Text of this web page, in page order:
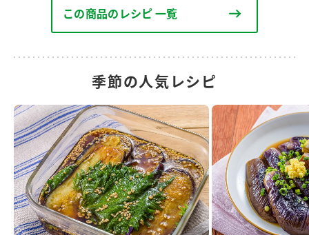
この商品のレシピ 一覧
季節の人気レシピ